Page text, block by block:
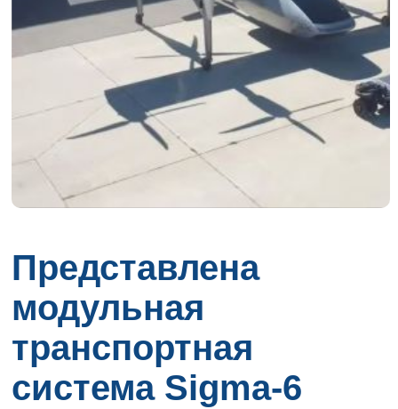
Представлена
модульная
транспортная
система Sigma-6